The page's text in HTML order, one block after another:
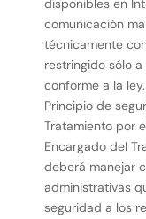
disponibles en
comunicación
técnicamente
restringido sólo
conforme a la ley.
Principio de
Tratamiento por
Encargado del
deberá manejar
administrativas
seguridad a los